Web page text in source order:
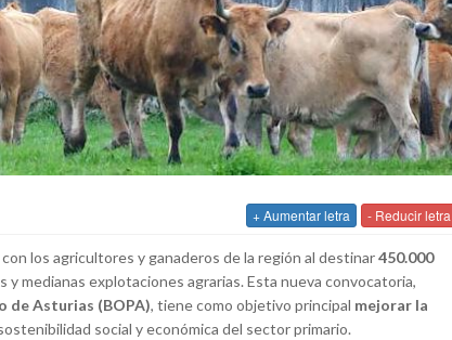
+ Aumentar letra - Reducir letra
los agricultores y ganaderos de la región al destinar450.000
medianas explotaciones agrarias. Esta nueva convocatoria,
de Asturias (BOPA), tiene como objetivo principal mejorar la
social y económica del sector primario.